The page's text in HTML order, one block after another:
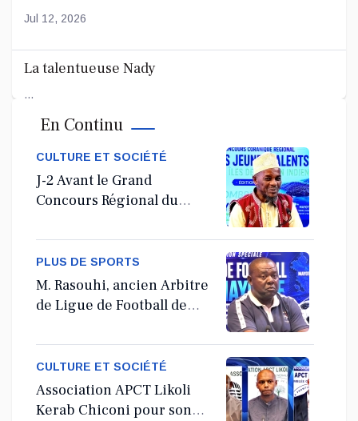
Jul 12, 2026
La talentueuse Nady
...
Jul 11, 2026
En Continu
CULTURE ET SOCIÉTÉ
J-2 Avant le Grand
Concours Régional du
PLUS DE SPORTS
M. Rasouhi, ancien Arbitre
de Ligue de Football de
CULTURE ET SOCIÉTÉ
Association APCT Likoli
Kerab Chiconi pour son